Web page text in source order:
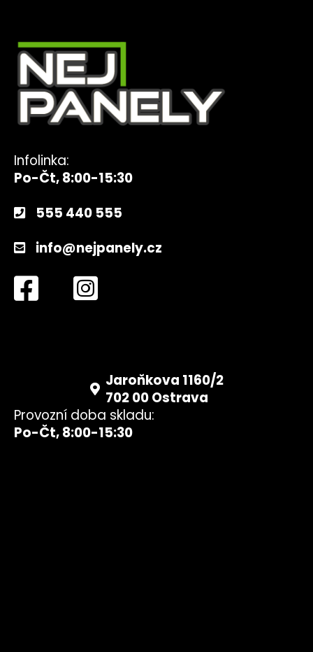
Infolinka:
Po-Čt, 8:00-15:30
555 440 555
info@nejpanely.cz
Jaroňkova 1160/2
702 00 Ostrava
Provozní doba skladu:
Po-Čt, 8:00-15:30